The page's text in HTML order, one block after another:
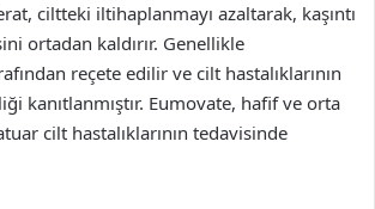
ciltteki iltihaplanmayı azaltarak, kaşıntı
ortadan kaldırır. Genellikle
reçete edilir ve cilt hastalıklarının
kanıtlanmıştır. Eumovate, hafif ve orta
cilt hastalıklarının tedavisinde